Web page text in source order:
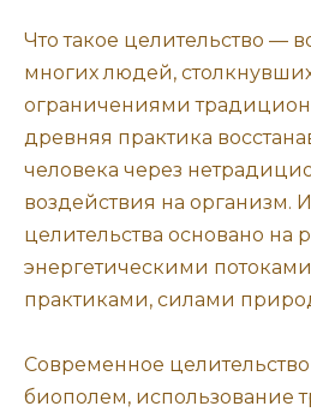
Что такое целительство —
многих людей,
ограничениями
древняя практика
человека через
воздействия на организм.
целительства основано на
энергетическими
практиками, силами
Современное целительство
биополем, использование